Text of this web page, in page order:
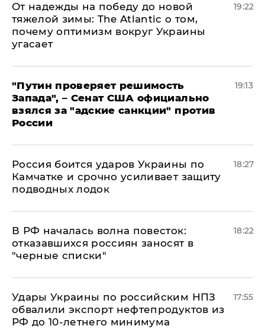
От надежды на победу до новой
тяжелой зимы: The Atlantic о том,
почему оптимизм вокруг Украины
угасает
19:22
"Путин проверяет решимость
Запада", – Сенат США официально
взялся за "адские санкции" против
России
19:13
Россия боится ударов Украины по
Камчатке и срочно усиливает защиту
подводных лодок
18:27
​В РФ началась волна повесток:
отказавшихся россиян заносят в
"черные списки"
18:22
Удары Украины по российским НПЗ
обвалили экспорт нефтепродуктов из
РФ до 10-летнего минимума
17:55